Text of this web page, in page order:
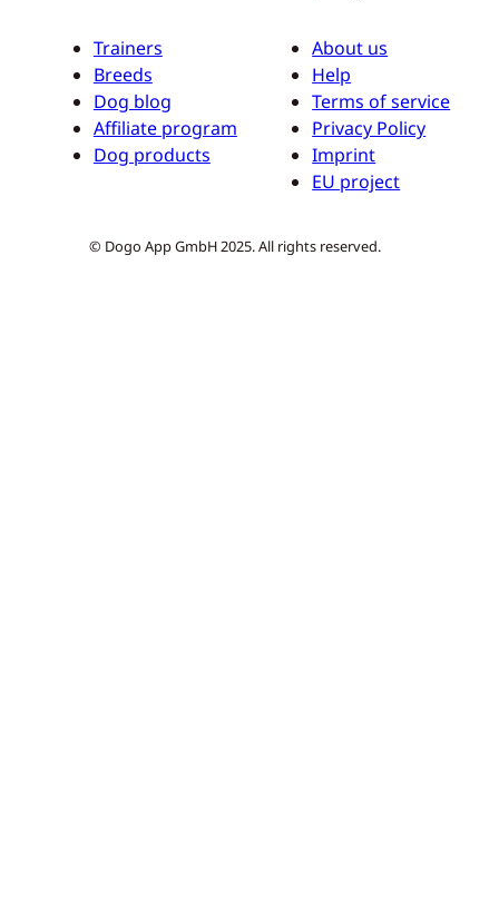
Trainers
Breeds
Dog blog
Affiliate program
Dog products
About us
Help
Terms of service
Privacy Policy
Imprint
EU project
© Dogo App GmbH 2025. All rights reserved.